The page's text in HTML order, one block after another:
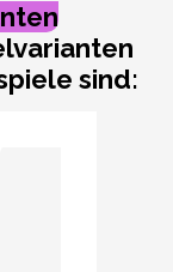
sind: